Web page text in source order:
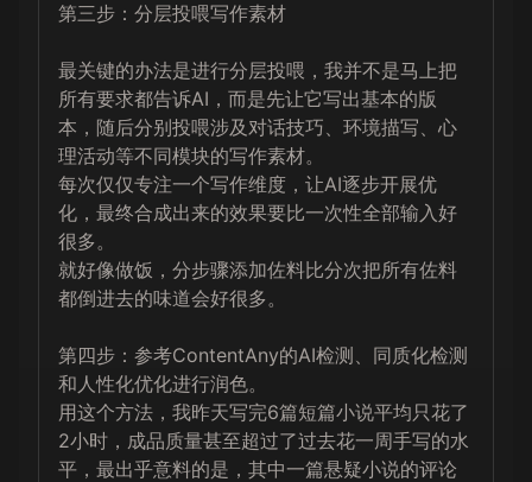
第三步：分层投喂写作素材
最关键的办法是进行分层投喂，我并不是马上把
所有要求都告诉AI，而是先让它写出基本的版
本，随后分别投喂涉及对话技巧、环境描写、心
理活动等不同模块的写作素材。
每次仅仅专注一个写作维度，让AI逐步开展优
化，最终合成出来的效果要比一次性全部输入好
很多。
就好像做饭，分步骤添加佐料比分次把所有佐料
都倒进去的味道会好很多。
第四步：参考ContentAny的AI检测、同质化检测
和人性化优化进行润色。
用这个方法，我昨天写完6篇短篇小说平均只花了
2小时，成品质量甚至超过了过去花一周手写的水
平，最出乎意料的是，其中一篇悬疑小说的评论